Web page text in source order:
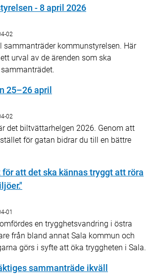
- 8 april 2026
02
sammanträder kommunstyrelsen. Här
urval av de ärenden som ska
25–26 april
02
det biltvättarhelgen 2026. Genom att
för gatan bidrar du till en bättre
att det ska kännas tryggt att röra
01
en trygghetsvandring i östra
från bland annat Sala kommun och
görs i syfte att öka tryggheten i Sala.
sammanträde ikväll